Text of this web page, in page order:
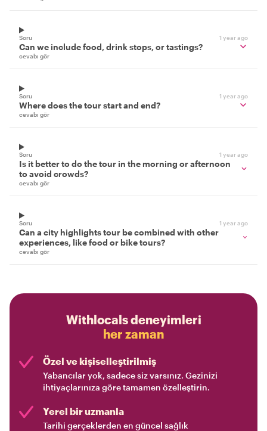
Soru 1 year ago
Can we include food, drink stops, or tastings?
cevabı gör
Soru 1 year ago
Where does the tour start and end?
cevabı gör
Soru 1 year ago
Is it better to do the tour in the morning or afternoon
to avoid crowds?
cevabı gör
Soru 1 year ago
Can a city highlights tour be combined with other
experiences, like food or bike tours?
cevabı gör
Withlocals deneyimleri
her zaman
Özel ve kişiselleştirilmiş
Yabancılar yok, sadece siz varsınız. Gezinizi
ihtiyaçlarınıza göre tamamen özelleştirin.
Yerel bir uzmanla
Tarihi gerçeklerden en güncel sağlık